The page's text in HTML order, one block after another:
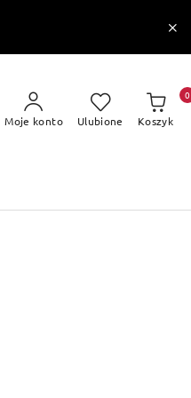
Moje konto Ulubione Koszyk
0